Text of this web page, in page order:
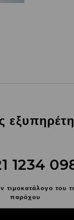
1234
τιμοκατάλογο του
παρόχου